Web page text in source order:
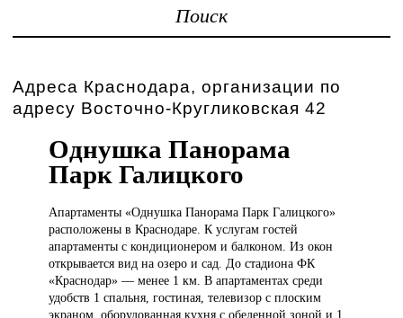
Поиск
Адреса Краснодара, организации по
адресу Восточно-Кругликовская 42
Однушка Панорама
Парк Галицкого
Апартаменты «ОднушкаПанорама Парк Галицкого»
расположены в Краснодаре. К услугам гостей
апартаменты с кондиционером и балконом. Из окон
открывается вид на озеро и сад. До стадиона ФК
«Краснодар» — менее 1 км. В апартаментах среди
удобств 1 спальня, гостиная, телевизор с плоским
экраном, оборудованная кухня с обеденной зоной и 1